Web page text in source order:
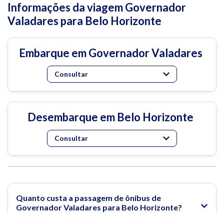
Informações da viagem Governador
Valadares para Belo Horizonte
Embarque em Governador Valadares
Consultar
Desembarque em Belo Horizonte
Consultar
Quanto custa a passagem de ônibus de
Governador Valadares para Belo Horizonte?